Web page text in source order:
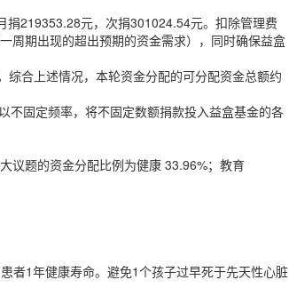
219353.28元，次捐301024.54元。扣除管理费
周期出现的超出预期的资金需求），同时确保益盒
合上述情况，本轮资金分配的可分配资金总额约
不固定频率，将不固定数额捐款投入益盒基金的各
议题的资金分配比例为健康 33.96%；教育
者1年健康寿命。避免1个孩子过早死于先天性心脏